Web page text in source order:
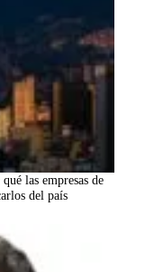
las empresas de
del país